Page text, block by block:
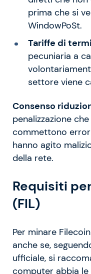
prima che si
WindowPoSt.
Tariffe di
pecuniaria a
settore viene
Consenso
penalizzazione
commettono
hanno agito
della rete.
Requisiti
(FIL)
Per minare
anche se,
ufficiale, si
computer abbia